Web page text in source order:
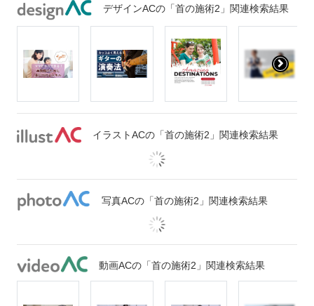
デザインACの「首の施術2」関連検索結果
イラストACの「首の施術2」関連検索結果
写真ACの「首の施術2」関連検索結果
動画ACの「首の施術2」関連検索結果